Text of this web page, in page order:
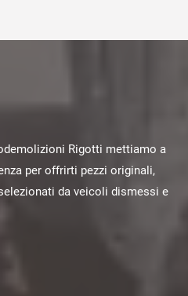
Rigotti mettiamo a
per offrirti pezzi originali,
da veicoli dismessi e